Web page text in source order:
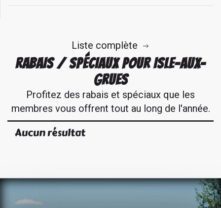
Liste complète
RABAIS / SPÉCIAUX POUR ISLE-AUX-
GRUES
Profitez des rabais et spéciaux que les
membres vous offrent tout au long de l'année.
Aucun résultat